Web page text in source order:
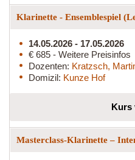
Klarinette - Ensemblespiel
14.05.2026 - 17.05.2026
€ 685 - Weitere Preisinfos
Dozenten: Kratzsch,
Domizil: Kunze Hof
Kurs
Masterclass-Klarinette –